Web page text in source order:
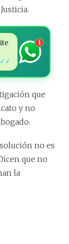
✓✓
1
que
y no
no es
que no
la